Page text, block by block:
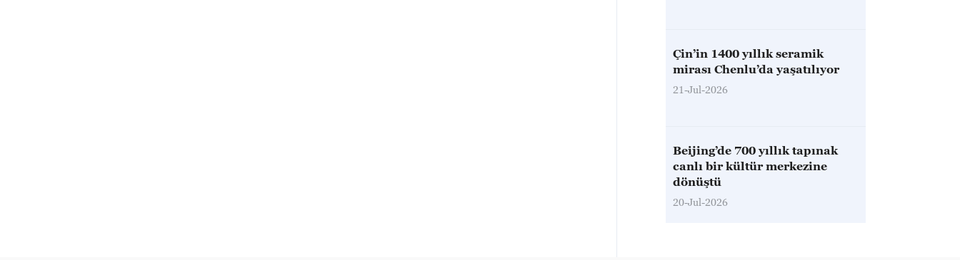
Çin’in 1400 yıllık seramik
mirası Chenlu’da yaşatılıyor
21-Jul-2026
Beijing’de 700 yıllık tapınak
canlı bir kültür merkezine
dönüştü
20-Jul-2026